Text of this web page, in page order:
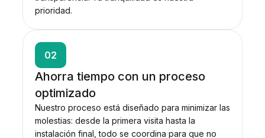
prioridad.
02
Ahorra tiempo con un proceso
optimizado
Nuestro proceso está diseñado para minimizar las
molestias: desde la primera visita hasta la
instalación final, todo se coordina para que no